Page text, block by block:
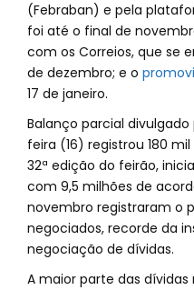
(Febraban) e pela
foi até o final de
com os Correios, que se
de dezembro; e o
17 de janeiro.
Balanço parcial
feira (16) registrou 180
32ª edição do feirão,
com 9,5 milhões de
novembro registraram o
negociados, recorde da
negociação de dívidas.
A maior parte das